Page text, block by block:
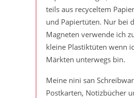
teils aus recyceltem
und Papiertüten. Nur bei
Magneten verwende ich
kleine Plastiktüten wenn
Märkten unterwegs bin.
Meine nini san
Postkarten, Notizbücher